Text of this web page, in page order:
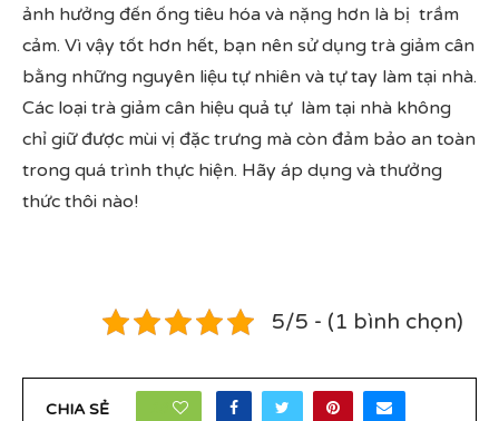
ảnh hưởng đến ống tiêu hóa và nặng hơn là bị trầm
cảm. Vì vậy tốt hơn hết, bạn nên sử dụng trà giảm cân
bằng những nguyên liệu tự nhiên và tự tay làm tại nhà.
Các loại trà giảm cân hiệu quả tự làm tại nhà không
chỉ giữ được mùi vị đặc trưng mà còn đảm bảo an toàn
trong quá trình thực hiện. Hãy áp dụng và thưởng
thức thôi nào!
5/5 - (1 bình chọn)
CHIA SẺ